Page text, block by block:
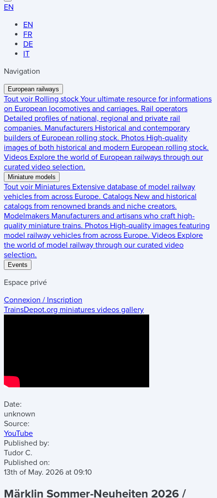
EN
EN
FR
DE
IT
Navigation
European railways
Tout voir Rolling stock Your ultimate resource for informations
on European locomotives and carriages. Rail operators
Detailed profiles of national, regional and private rail
companies. Manufacturers Historical and contemporary
builders of European rolling stock. Photos High-quality
images of both historical and modern European rolling stock.
Videos Explore the world of European railways through our
curated video selection.
Miniature models
Tout voir Miniatures Extensive database of model railway
vehicles from across Europe. Catalogs New and historical
catalogs from renowned brands and niche creators.
Modelmakers Manufacturers and artisans who craft high-
quality miniature trains. Photos High-quality images featuring
model railway vehicles from across Europe. Videos Explore
the world of model railway through our curated video
selection.
Events
Espace privé
Connexion / Inscription
TrainsDepot.org miniatures videos gallery
Date:
unknown
Source:
YouTube
Published by:
Tudor C.
Published on:
13th of May. 2026 at 09:10
Märklin Sommer-Neuheiten 2026 /